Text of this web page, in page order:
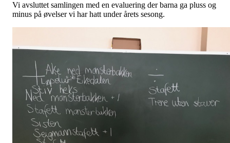
Vi avsluttet samlingen med en evaluering der barna ga pluss og
minus på øvelser vi har hatt under årets sesong.